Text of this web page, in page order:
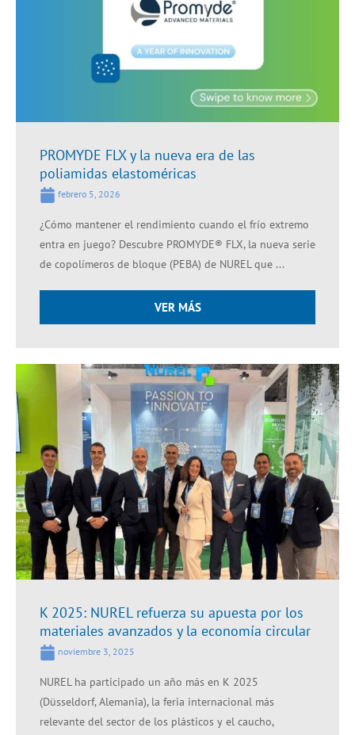
PROMYDE FLX y la nueva era de las
poliamidas elastoméricas
febrero 5, 2026
¿Cómo mantener el rendimiento cuando el frío extremo
entra en juego? Descubre PROMYDE® FLX, la nueva serie
de copolímeros de bloque (PEBA) de NUREL que ...
VER MÁS
K 2025: NUREL refuerza su apuesta por los
materiales avanzados y la economía circular
noviembre 3, 2025
NUREL ha participado un año más en K 2025
(Düsseldorf, Alemania), la feria internacional más
relevante del sector de los plásticos y el caucho,